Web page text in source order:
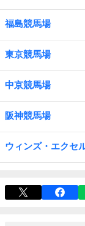
福島競馬場
東京競馬場
中京競馬場
阪神競馬場
ウィンズ・エクセ